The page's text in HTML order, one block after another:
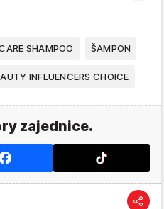
SHAMPOO ŠAMPON
INFLUENCERS CHOICE
zajednice.